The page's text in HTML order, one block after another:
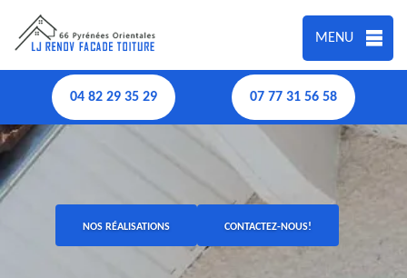
MENU
04 82 29 35 29 07 77 31 56 58
NOS RÉALISATIONS CONTACTEZ-NOUS!